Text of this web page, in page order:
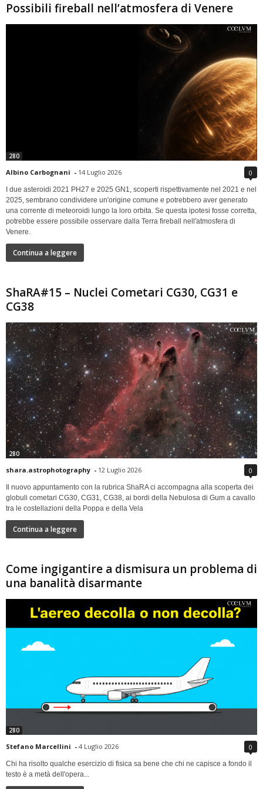
Possibili fireball nell’atmosfera di Venere
280
Albino Carbognani - 14 Luglio 2026 0
I due asteroidi 2021 PH27 e 2025 GN1, scoperti rispettivamente nel 2021 e nel
2025, sembrano condividere un'origine comune e potrebbero aver generato
una corrente di meteoroidi lungo la loro orbita. Se questa ipotesi fosse corretta,
potrebbe essere possibile osservare dalla Terra fireball nell'atmosfera di
Venere.
Continua a leggere
ShaRA#15 – Nuclei Cometari CG30, CG31 e
CG38
280
shara.astrophotography - 12 Luglio 2026 0
Il nuovo appuntamento con la rubrica ShaRA ci accompagna alla scoperta dei
globuli cometari CG30, CG31, CG38, ai bordi della Nebulosa di Gum a cavallo
tra le costellazioni della Poppa e della Vela
Continua a leggere
Come ingigantire a dismisura un problema di
una banalità disarmante
280
Stefano Marcellini - 4 Luglio 2026 0
Chi ha risolto qualche esercizio di fisica sa bene che chi ne capisce a fondo il
testo è a metà dell'opera...